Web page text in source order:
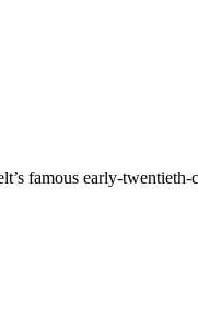
famous early-